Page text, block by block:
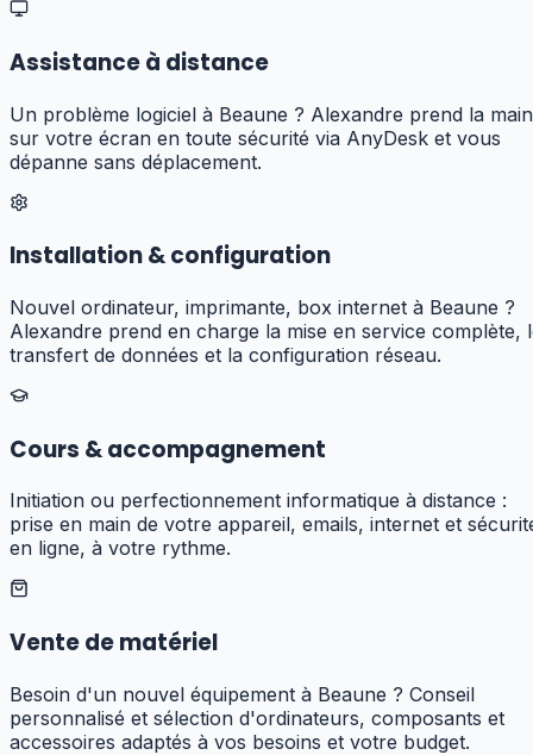
Assistance à distance
Un problème logiciel à Beaune ? Alexandre prend la main
sur votre écran en toute sécurité via AnyDesk et vous
dépanne sans déplacement.
Installation & configuration
Nouvel ordinateur, imprimante, box internet à Beaune ?
Alexandre prend en charge la mise en service complète,
transfert de données et la configuration réseau.
Cours & accompagnement
Initiation ou perfectionnement informatique à distance :
prise en main de votre appareil, emails, internet et
en ligne, à votre rythme.
Vente de matériel
Besoin d'un nouvel équipement à Beaune ? Conseil
personnalisé et sélection d'ordinateurs, composants et
accessoires adaptés à vos besoins et votre budget.